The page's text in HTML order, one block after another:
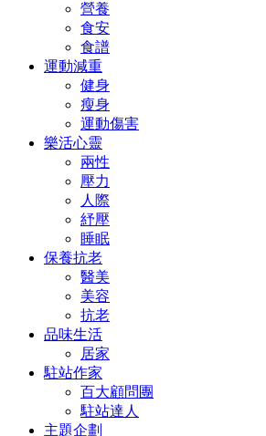
營養
食安
食譜
運動減重
健身
瘦身
運動傷害
樂活心靈
兩性
壓力
人際
紓壓
睡眠
保養抗老
醫美
美容
抗老
品味生活
居家
駐站作家
百大顧問團
駐站達人
主題企劃